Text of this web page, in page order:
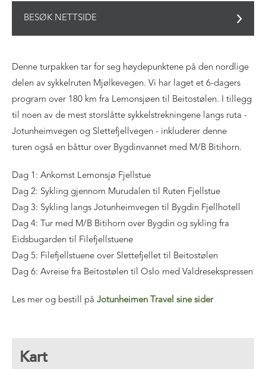
BESØK NETTSIDE
Denne turpakken tar for seg høydepunktene på den nordlige
delen av sykkelruten Mjølkevegen. Vi har laget et 6-dagers
program over 180 km fra Lemonsjøen til Beitostølen. I tillegg
til noen av de mest storslåtte sykkelstrekningene langs ruta -
Jotunheimvegen og Slettefjellvegen - inkluderer denne
turen også en båttur over Bygdinvannet med M/B Bitihorn.
Dag 1: Ankomst Lemonsjø Fjellstue
Dag 2: Sykling gjennom Murudalen til Ruten Fjellstue
Dag 3: Sykling langs Jotunheimvegen til Bygdin Fjellhotell
Dag 4: Tur med M/B Bitihorn over Bygdin og sykling fra
Eidsbugarden til Filefjellstuene
Dag 5: Filefjellstuene over Slettefjellet til Beitostølen
Dag 6: Avreise fra Beitostølen til Oslo med Valdresekspressen
Les mer og bestill på Jotunheimen Travel sine sider
Kart